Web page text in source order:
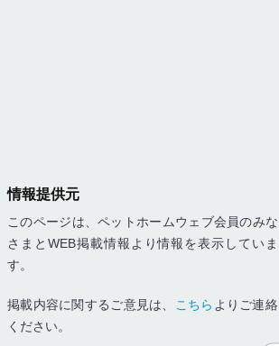
情報提供元
このページは、ペットホームウェブ会員のみな
さまとWEB掲載情報より情報を表示していま
す。
掲載内容に関するご意見は、 こちら よりご連絡
ください。